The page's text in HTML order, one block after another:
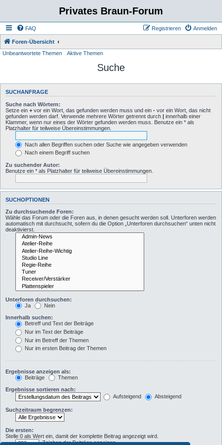
Privates Braun-Forum
FAQ Anmelden
Registrieren
Foren-Übersicht
Unbeantwortete Themen
Aktive Themen
Suche
SUCHANFRAGE
Suche nach Wörtern:
Setze ein + vor ein Wort, das gefunden werden muss und ein - vor ein Wort, das nicht
gefunden werden darf. Verwende mehrere Wörter getrennt durch | innerhalb einer
Klammer, wenn nur eines der Wörter gefunden werden muss. Benutze ein * als
Platzhalter für teilweise Übereinstimmungen.
Nach allen Begriffen suchen oder Suche wie angegeben verwenden
Nach einem Begriff suchen
Zu suchender Autor:
Benutze ein * als Platzhalter für teilweise Übereinstimmungen.
SUCHOPTIONEN
Zu durchsuchende Foren:
Wähle das Forum oder die Foren aus, in denen gesucht werden soll. Unterforen werden
automatisch mit durchsucht, sofern du die Option „Unterforen durchsuchen“ unten nicht
deaktivierst.
Unterforen durchsuchen:
Ja
Nein
Innerhalb suchen:
Betreff und Text der Beiträge
Nur im Text der Beiträge
Nur im Betreff der Themen
Nur im ersten Beitrag der Themen
Ergebnisse anzeigen als:
Beiträge
Themen
Ergebnisse sortieren nach:
Aufsteigend
Absteigend
Suchzeitraum begrenzen:
Die ersten:
Stelle 0 als Wert ein, damit der komplette Beitrag angezeigt wird.
Zeichen der Beiträge anzeigen